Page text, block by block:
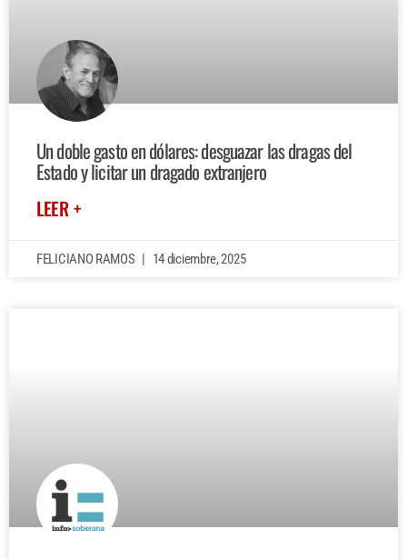
Un doble gasto en dólares: desguazar las dragas del
Estado y licitar un dragado extranjero
LEER +
FELICIANO RAMOS 14 diciembre, 2025